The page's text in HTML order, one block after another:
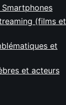
(films et
et
et acteurs